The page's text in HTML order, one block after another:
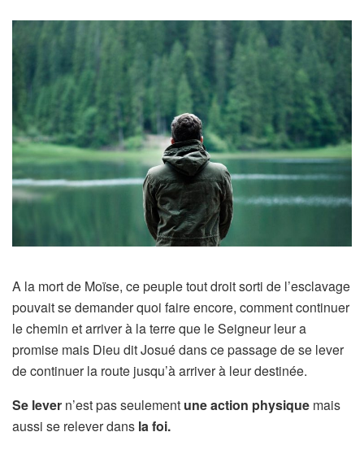
A la mort de Moïse, ce peuple tout droit sorti de l’esclavage
pouvait se demander quoi faire encore, comment continuer
le chemin et arriver à la terre que le Seigneur leur a
promise mais Dieu dit Josué dans ce passage de se lever
de continuer la route jusqu’à arriver à leur destinée.
Se lever n’est pas seulement une action physique mais
aussi se relever dans la foi.